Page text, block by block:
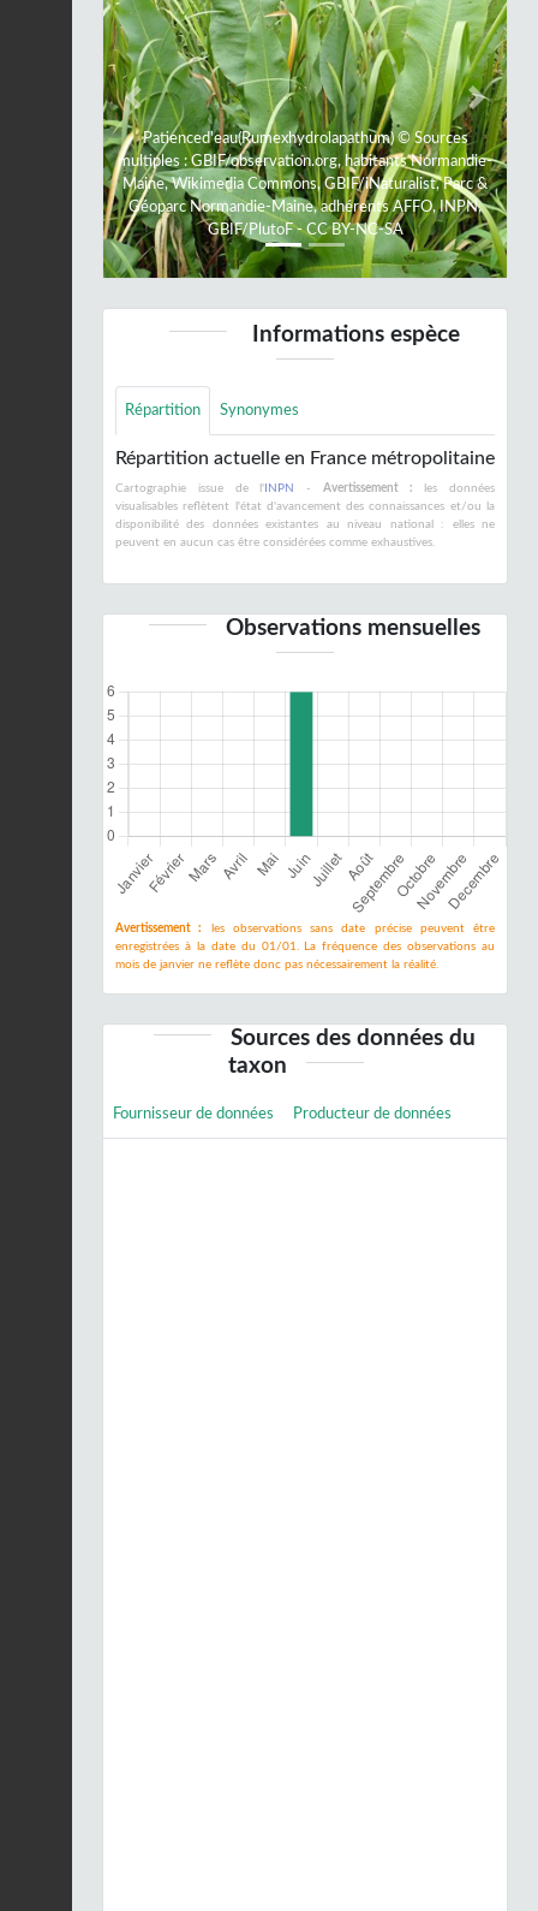
Patienced'eau(Rumexhydrolapathum) © Sources
multiples : GBIF/observation.org, habitants Normandie-
Maine, Wikimedia Commons, GBIF/iNaturalist, Parc &
Géoparc Normandie-Maine, adhérents AFFO, INPN,
GBIF/PlutoF - CC BY-NC-SA
Previous Next
Informations espèce
Répartition Synonymes
Répartition actuelle en France métropolitaine
Cartographie issue de l' INPN - Avertissement : les données
visualisables reflètent l'état d'avancement des connaissances et/ou la
disponibilité des données existantes au niveau national : elles ne
peuvent en aucun cas être considérées comme exhaustives.
Observations mensuelles
Avertissement :
les observations sans date précise peuvent être
enregistrées à la date du 01/01. La fréquence des observations au
mois de janvier ne reflète donc pas nécessairement la réalité.
Sources des données du
taxon
Fournisseur de données Producteur de données